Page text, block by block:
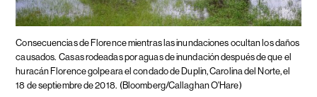
Consecuencias de Florence mientras las inundaciones ocultan los daños
causados. Casas rodeadas por aguas de inundación después de que el
huracán Florence golpeara el condado de Duplin, Carolina del Norte, el
18 de septiembre de 2018. (Bloomberg/Callaghan O'Hare)